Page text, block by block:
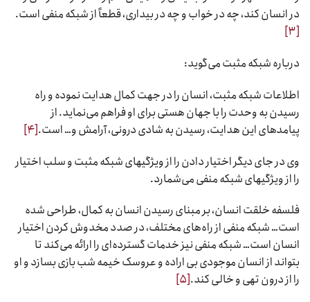
در انسان کند، چه در خواب و چه در بیداری، قطعاً از شبکه منفی است.
[۳]
درباره شبکه مثبت می‌گوید:
اطلاعات شبکه مثبت، انسان را در جهت کمال هدایت نموده و راه
رسیدن به وحدت را با جهان هستی برای او فراهم می‌نماید. از
پیامدهای این هدایت، رسیدن به شادی درونی، آرامش و… است.[۴]
وی در جای دیگر اختیار دادن را از ویژگیهای شبکه مثبت و سلب اختیار
را از ویژگیهای شبکه منفی می‌شمارد.
فلسفه خلقت انسان، بر مبنای رسیدن انسان به کمال، طراحی شده
است… شبکه منفی از راه‌های مختلف، در صدد مخدوش کردن اختیار
انسان است… شبکه منفی نیز خدمات گسترده‌ای را ارائه می‌کند تا
بتواند از انسان موجودی بی اراده و عروسک خیمه شب بازی بسازد و او
را از درون تهی و خالی کند.[۵]